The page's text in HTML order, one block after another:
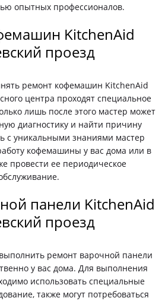
опытных профессионалов.
KitchenAid
проезд
ремонт кофемашин KitchenAid
центра проходят специальное
лишь после этого мастер может
диагностику и найти причину
с уникальными знаниями мастер
кофемашины у вас дома или в
провести ее периодическое
панели KitchenAid
проезд
ремонт варочной панели
у вас дома. Для выполнения
использовать специальные
также могут потребоваться